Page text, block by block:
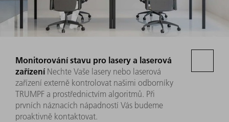
Monitorování stavu pro lasery a laserová
zařízení Nechte Vaše lasery nebo laserová
zařízení externě kontrolovat našimi odborníky
TRUMPF a prostřednictvím algoritmů. Při
prvních náznacích nápadností Vás budeme
proaktivně kontaktovat.